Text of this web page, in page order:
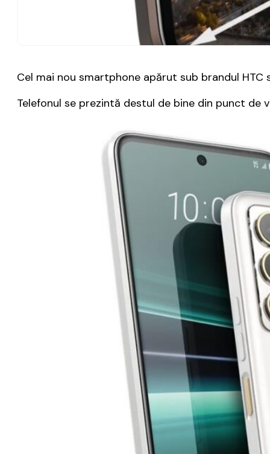
Cel mai nou smartphone apărut sub brandul HTC
Telefonul se prezintă destul de bine din punct de